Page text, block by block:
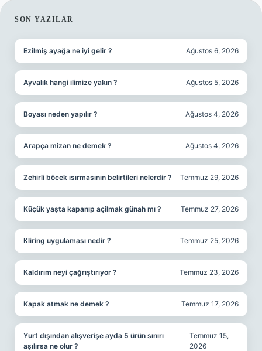
SIDEBAR
SON YAZILAR
Ezilmiş ayağa ne iyi gelir ? Ağustos 6, 2026
Ayvalık hangi ilimize yakın ? Ağustos 5, 2026
Boyası neden yapılır ? Ağustos 4, 2026
Arapça mizan ne demek ? Ağustos 4, 2026
Zehirli böcek ısırmasının belirtileri nelerdir ? Temmuz 29, 2026
Küçük yaşta kapanıp açilmak günah mı ? Temmuz 27, 2026
Kliring uygulaması nedir ? Temmuz 25, 2026
Kaldırım neyi çağrıştırıyor ? Temmuz 23, 2026
Kapak atmak ne demek ? Temmuz 17, 2026
Yurt dışından alışverişe ayda 5 ürün sınırı
aşılırsa ne olur ?
Temmuz 15,
2026